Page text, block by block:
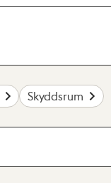
Skyddsrum